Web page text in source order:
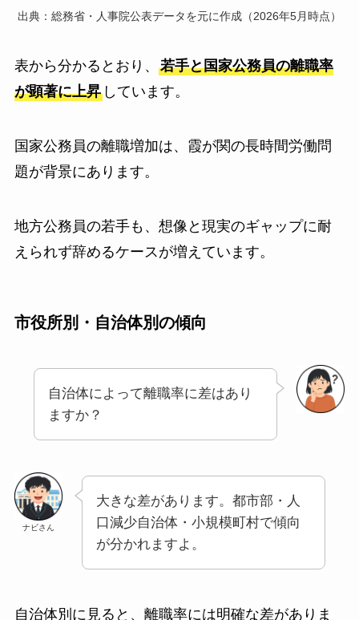
出典：総務省・人事院公表データを元に作成（2026年5月時点）
表から分かるとおり、 若手と国家公務員の離職率
が顕著に上昇しています。
国家公務員の離職増加は、霞が関の長時間労働問
題が背景にあります。
地方公務員の若手も、想像と現実のギャップに耐
えられず辞めるケースが増えています。
市役所別・自治体別の傾向
自治体によって離職率に差はあり
ますか？
ナビさん
大きな差があります。都市部・人
口減少自治体・小規模町村で傾向
が分かれますよ。
自治体別に見ると、離職率には明確な差がありま